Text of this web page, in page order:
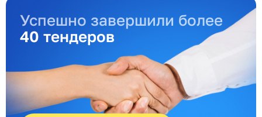
Успешно завершили более
40 тендеров